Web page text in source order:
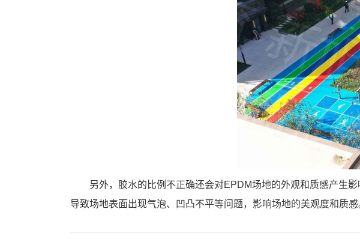
另外，胶水的比例不正确还会对EPDM场地的外观和质感产生
导致场地表面出现气泡、凹凸不平等问题，影响场地的美观度和质感